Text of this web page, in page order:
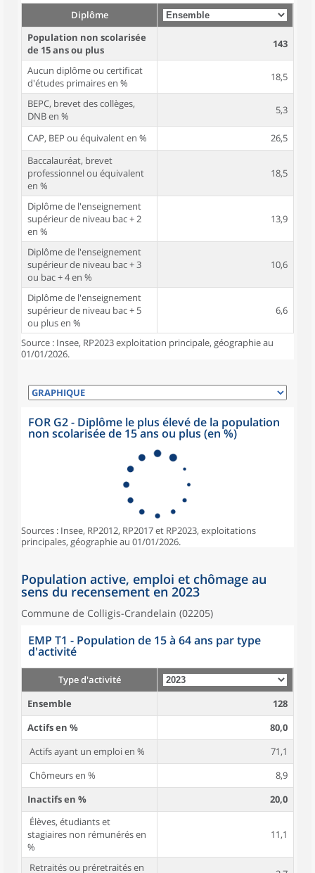
Diplôme
Population non scolarisée
de 15 ans ou plus
143
Aucun diplôme ou certificat
d'études primaires en %
18,5
BEPC, brevet des collèges,
DNB en %
5,3
CAP, BEP ou équivalent en %
26,5
Baccalauréat, brevet
professionnel ou équivalent
en %
18,5
Diplôme de l'enseignement
supérieur de niveau bac + 2
en %
13,9
Diplôme de l'enseignement
supérieur de niveau bac + 3
ou bac + 4 en %
10,6
Diplôme de l'enseignement
supérieur de niveau bac + 5
ou plus en %
6,6
Source : Insee, RP2023 exploitation principale, géographie au
01/01/2026.
FOR G2 - Diplôme le plus élevé de la population
non scolarisée de 15 ans ou plus (en %)
Sources : Insee, RP2012, RP2017 et RP2023, exploitations
principales, géographie au 01/01/2026.
Population active, emploi et chômage au
sens du recensement en 2023
Commune de Colligis-Crandelain (02205)
EMP T1 - Population de 15 à 64 ans par type
d'activité
Type d'activité
Ensemble
128
Actifs en %
80,0
Actifs ayant un emploi en %
71,1
Chômeurs en %
8,9
Inactifs en %
20,0
Élèves, étudiants et
stagiaires non rémunérés en
%
11,1
Retraités ou préretraités en